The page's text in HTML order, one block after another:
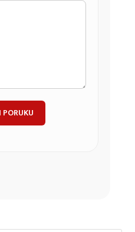
PORUKU